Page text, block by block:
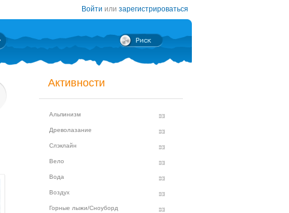
Войти или зарегистрироваться
Активности
Альпинизм
Древолазание
Слэклайн
Вело
Вода
Воздух
Горные лыжи/Сноуборд